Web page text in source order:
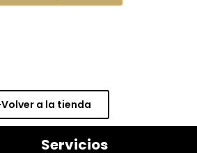
Volver a la tienda
Servicios